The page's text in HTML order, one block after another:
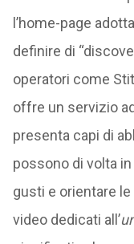
l’home-page
definire di
operatori come
offre un servizio
presenta capi di
possono di volta
gusti e orientare
video dedicati all’